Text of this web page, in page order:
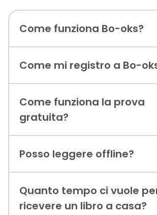
Come funziona Bo-oks?
Come mi registro a Bo-
Come funziona la prova
gratuita?
Posso leggere offline?
Quanto tempo ci vuole
ricevere un libro a casa?